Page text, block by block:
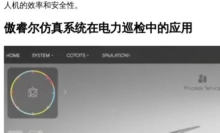
人机的效率和安全性。
傲睿尔仿真系统在电力巡检中的应用